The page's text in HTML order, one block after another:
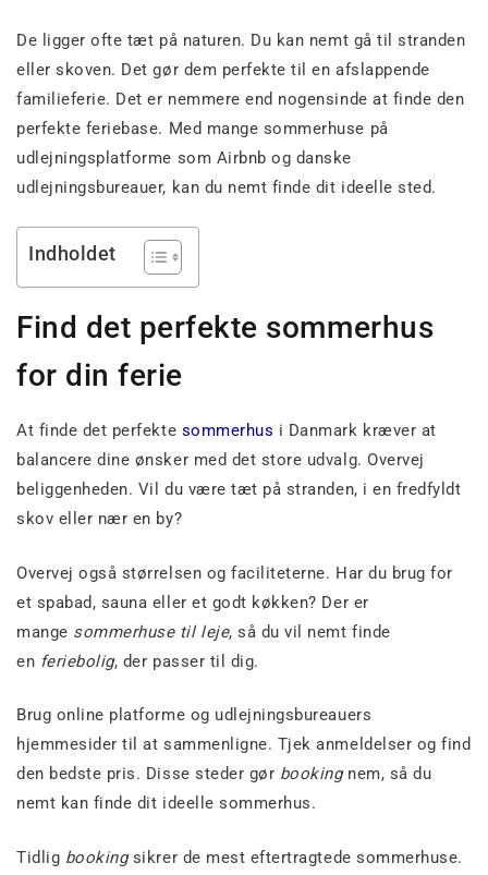
De ligger ofte tæt på naturen. Du kan nemt gå til stranden
eller skoven. Det gør dem perfekte til en afslappende
familieferie. Det er nemmere end nogensinde at finde den
perfekte feriebase. Med mange sommerhuse på
udlejningsplatforme som Airbnb og danske
udlejningsbureauer, kan du nemt finde dit ideelle sted.
Indholdet
Find det perfekte sommerhus
for din ferie
At finde det perfekte sommerhus i Danmark kræver at
balancere dine ønsker med det store udvalg. Overvej
beliggenheden. Vil du være tæt på stranden, i en fredfyldt
skov eller nær en by?
Overvej også størrelsen og faciliteterne. Har du brug for
et spabad, sauna eller et godt køkken? Der er
mange sommerhuse til leje, så du vil nemt finde
en feriebolig, der passer til dig.
Brug online platforme og udlejningsbureauers
hjemmesider til at sammenligne. Tjek anmeldelser og find
den bedste pris. Disse steder gør bookingnem, så du
nemt kan finde dit ideelle sommerhus.
Tidlig bookingsikrer de mest eftertragtede sommerhuse.